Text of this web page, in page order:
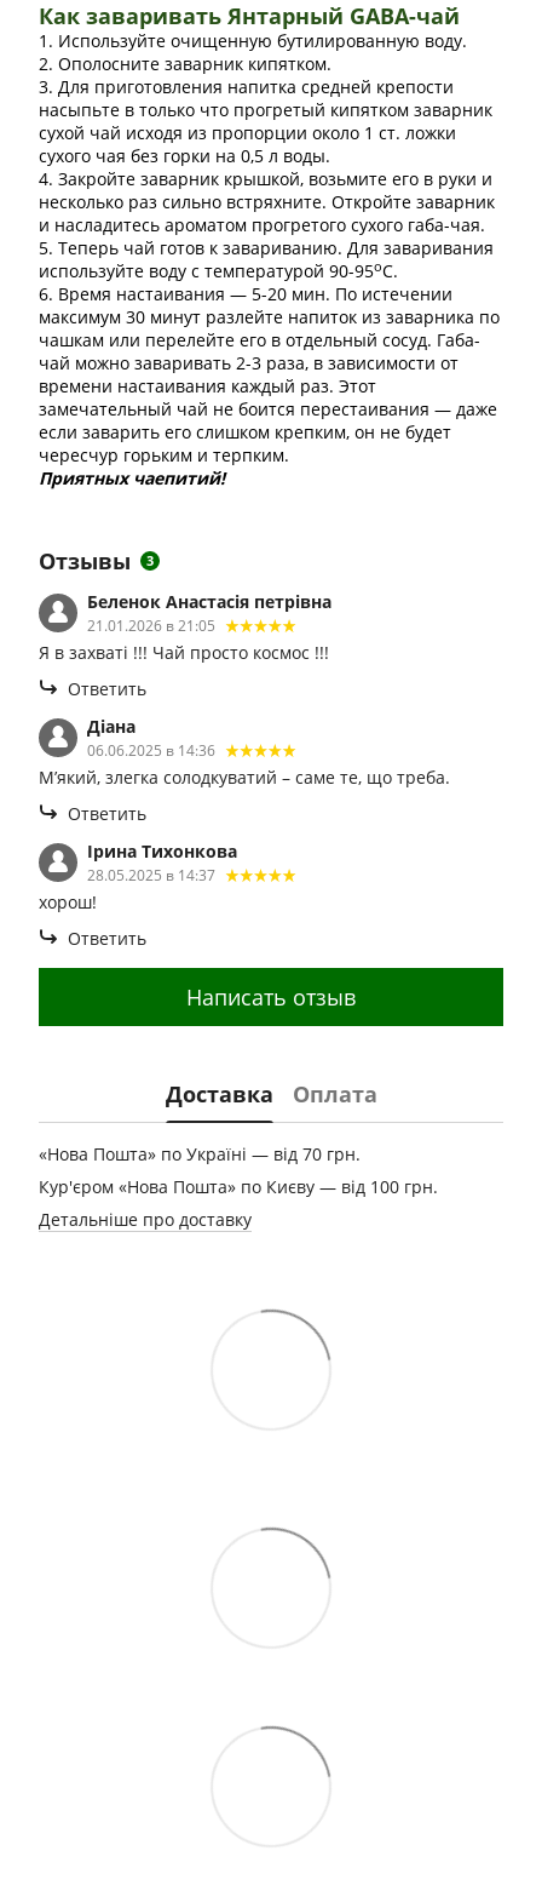
Как заваривать Янтарный GABA-чай
1. Используйте очищенную бутилированную воду.
2. Ополосните заварник кипятком.
3. Для приготовления напитка средней крепости
насыпьте в только что прогретый кипятком заварник
сухой чай исходя из пропорции около 1 ст. ложки
сухого чая без горки на 0,5 л воды.
4. Закройте заварник крышкой, возьмите его в руки и
несколько раз сильно встряхните. Откройте заварник
и насладитесь ароматом прогретого сухого габа-чая.
5. Теперь чай готов к завариванию. Для заваривания
используйте воду с температурой 90-95оС.
6. Время настаивания — 5-20 мин. По истечении
максимум 30 минут разлейте напиток из заварника по
чашкам или перелейте его в отдельный сосуд. Габа-
чай можно заваривать 2-3 раза, в зависимости от
времени настаивания каждый раз. Этот
замечательный чай не боится перестаивания — даже
если заварить его слишком крепким, он не будет
чересчур горьким и терпким.
Приятных чаепитий!
Отзывы 3
Беленок Анастасія петрівна
21.01.2026 в 21:05
Я в захваті !!! Чай просто космос !!!
Ответить
Діана
06.06.2025 в 14:36
М’який, злегка солодкуватий – саме те, що треба.
Ответить
Ірина Тихонкова
28.05.2025 в 14:37
хорош!
Ответить
Написать отзыв
Доставка Оплата
«Нова Пошта» по Україні — від 70 грн.
Кур'єром «Нова Пошта» по Києву — від 100 грн.
Детальніше про доставку